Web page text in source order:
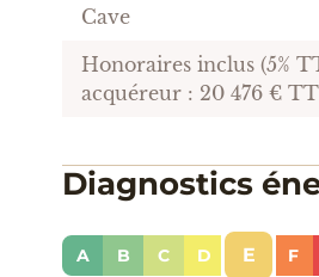
Cave
Honoraires inclus (5%
acquéreur : 20 476 €
Diagnostics
A B C D E F